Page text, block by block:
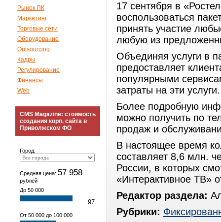
Рынок ПК
Маркетинг
Торговые сети
Оборудование
Outsourcing
Кадры
Регулирование
Финансы
Web
CMS Magazine: стоимость
создания корп. сайта в
Приволжском ФО
Город:
Средняя цена: 57 958
рублей
До 50 000
97
От 50 000 до 100 000
17 сентября в
воспользоваться
принять участие
любую из
Объединяя услуги в
предоставляет
популярными
затраты на эти услуги.
Более подробную
можно получить по
продаж и
В настоящее время
составляет 8,6 млн.
России, в которых
«Интерактивное ТВ»
Редактор раздела:
Рубрики: